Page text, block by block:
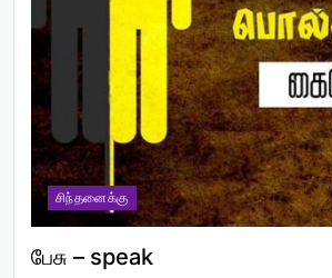
சிந்தனைக்கு
பேசு – speak